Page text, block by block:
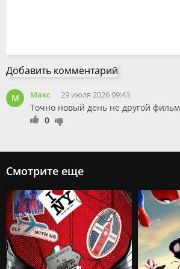
М Макс 29 июля 2026 09:43
Точно новый день не другой фильм
0
Добавить комментарий
Смотрите еще